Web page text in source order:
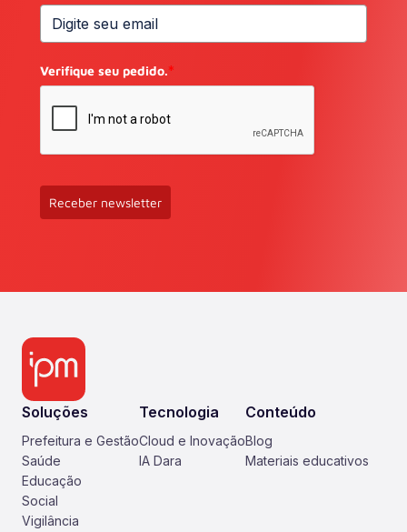
Verifique seu pedido.*
Receber newsletter
Soluções
Prefeitura e Gestão
Saúde
Educação
Social
Vigilância
Tecnologia
Cloud e Inovação
IA Dara
Conteúdo
Blog
Materiais educativos